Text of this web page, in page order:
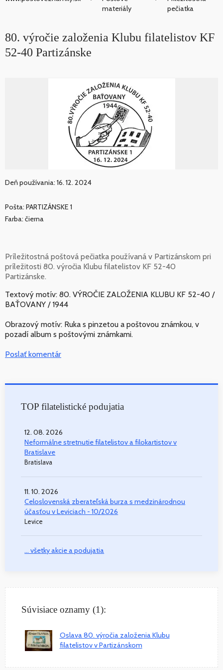
materiály
pečiatka
80. výročie založenia Klubu filatelistov KF
52-40 Partizánske
Deň používania: 16. 12. 2024
Pošta: PARTIZÁNSKE 1
Farba: čierna
Príležitostná poštová pečiatka používaná v Partizánskom pri
príležitosti 80. výročia Klubu filatelistov KF 52-40
Partizánske.
Textový motív: 80. VÝROČIE ZALOŽENIA KLUBU KF 52-40 /
BAŤOVANY / 1944
Obrazový motív: Ruka s pinzetou a poštovou známkou, v
pozadí album s poštovými známkami.
Poslať komentár
TOP filatelistické podujatia
12. 08. 2026
Neformálne stretnutie filatelistov a filokartistov v
Bratislave
Bratislava
11. 10. 2026
Celoslovenská zberateľská burza s medzinárodnou
účasťou v Leviciach - 10/2026
Levice
... všetky akcie a podujatia
Súvisiace oznamy (1):
Oslava 80. výročia založenia Klubu
filatelistov v Partizánskom